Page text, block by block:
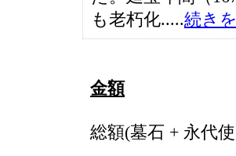
も老朽化.....続き
金額
総額(墓石 + 永代